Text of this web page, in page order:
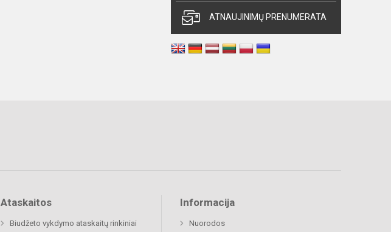
ATNAUJINIMŲ PRENUMERATA
Ataskaitos
Biudžeto vykdymo ataskaitų rinkiniai
Informacija
Nuorodos